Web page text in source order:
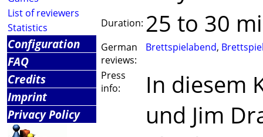
List of reviewers
Statistics
Configuration
FAQ
Credits
Imprint
Privacy Policy
Duration: 25 to 30
German
reviews:
Brettspielabend,
Press
info:
In diesem
und Jim